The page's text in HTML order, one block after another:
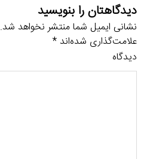
دیدگاهتان را بنویسید
نشانی ایمیل شما منتشر نخواهد شد.
علامت‌گذاری شده‌اند*
دیدگاه